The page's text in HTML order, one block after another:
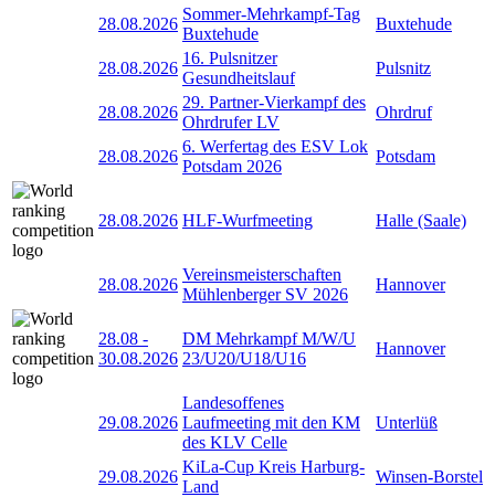
28.08.2026
Sommer-Mehrkampf-Tag
Buxtehude
Buxtehude
28.08.2026
16. Pulsnitzer
Gesundheitslauf
Pulsnitz
28.08.2026
29. Partner-Vierkampf des
Ohrdrufer LV
Ohrdruf
28.08.2026
6. Werfertag des ESV Lok
Potsdam 2026
Potsdam
28.08.2026 HLF-Wurfmeeting Halle (Saale)
28.08.2026
Vereinsmeisterschaften
Mühlenberger SV 2026
Hannover
28.08 -
30.08.2026
DM Mehrkampf M/W/U
23/U20/U18/U16
Hannover
29.08.2026
Landesoffenes
Laufmeeting mit den KM
des KLV Celle
Unterlüß
29.08.2026
KiLa-Cup Kreis Harburg-
Land
Winsen-Borstel